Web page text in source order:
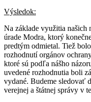
Výsledok:
Na základe využitia našich
úrade Modra, ktorý
predtým odmietal. Tiež
rozhodnutí orgánov
ktoré sú podľa nášho
uvedené rozhodnutia boli
vydané. Budeme sledovať
verejnej a štátnej správy v